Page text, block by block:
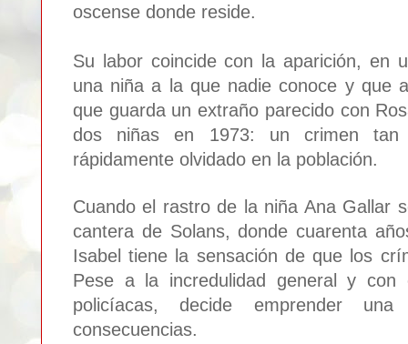
oscense donde reside.
Su labor coincide con la aparición, en
una niña a la que nadie conoce y que
que guarda un extraño parecido con
dos niñas en 1973: un crimen tan
rápidamente olvidado en la población.
Cuando el rastro de la niña Ana Gallar
cantera de Solans, donde cuarenta
Isabel tiene la sensación de que los
Pese a la incredulidad general y
policíacas, decide emprender una
consecuencias.